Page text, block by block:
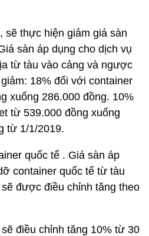
sẽ thực hiện giảm giá sàn
sàn áp dụng cho dịch vụ
từ tàu vào cảng và ngược
18% đối với container
xuống 286.000 đồng. 10%
từ 539.000 đồng xuống
từ 1/1/2019.
quốc tế . Giá sàn áp
container quốc tế từ tàu
được điều chỉnh tăng theo
điều chỉnh tăng 10% từ 30